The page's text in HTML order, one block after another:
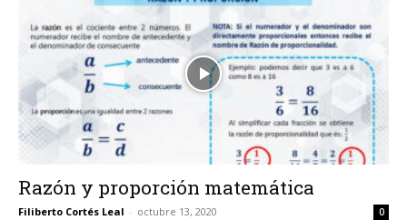
Razón y proporción matemática
Filiberto Cortés Leal - octubre 13, 2020 0